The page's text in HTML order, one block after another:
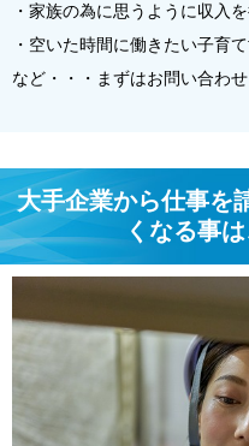
・家族の為に思うように収入
・空いた時間に働きたい子育
など・・・まずはお問い合わせ
大手企業から仕事を
くなる事